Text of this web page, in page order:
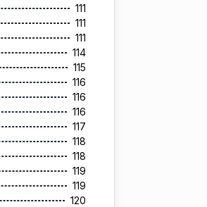
111
111
111
114
115
116
116
116
117
118
118
119
119
120